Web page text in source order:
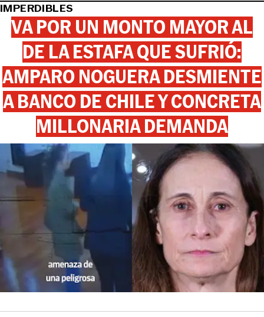
IMPERDIBLES
VA POR UN MONTO MAYOR AL
DE LA ESTAFA QUE SUFRIÓ:
AMPARO NOGUERA DESMIENTE
A BANCO DE CHILE Y CONCRETA
MILLONARIA DEMANDA